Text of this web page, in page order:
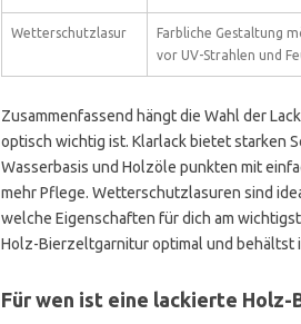
Wetterschutzlasur
Farbliche Gestaltung
vor UV-Strahlen und
Zusammenfassend hängt die Wahl der
optisch wichtig ist. Klarlack bietet starken
Wasserbasis und Holzöle punkten mit
mehr Pflege. Wetterschutzlasuren sind
welche Eigenschaften für dich am
Holz-Bierzeltgarnitur optimal und behältst
Für wen ist eine lackierte